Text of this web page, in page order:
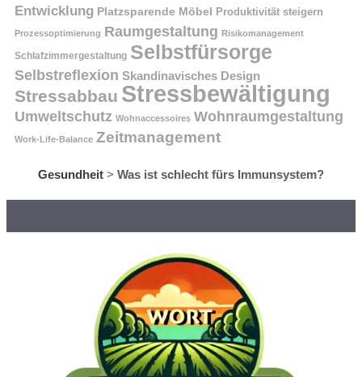
Entwicklung Platzsparende Möbel Produktivität steigern
Prozessoptimierung Raumgestaltung Risikomanagement
Schlafzimmergestaltung Selbstfürsorge
Selbstreflexion Skandinavisches Design
Stressabbau Stressbewältigung
Umweltschutz Wohnaccessoires Wohnraumgestaltung
Work-Life-Balance Zeitmanagement
Gesundheit > Was ist schlecht fürs Immunsystem?